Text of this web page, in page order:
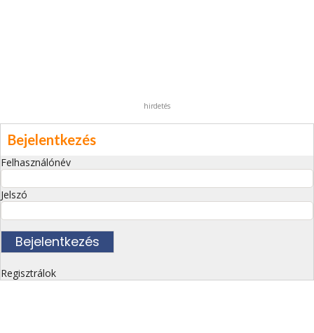
hirdetés
Bejelentkezés
Felhasználónév
Jelszó
Regisztrálok